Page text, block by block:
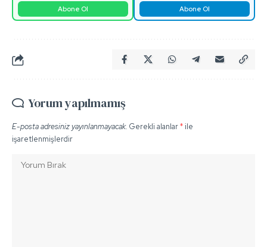
Abone Ol Abone Ol
Yorum yapılmamış
E-posta adresiniz yayınlanmayacak. Gerekli alanlar*ile
işaretlenmişlerdir